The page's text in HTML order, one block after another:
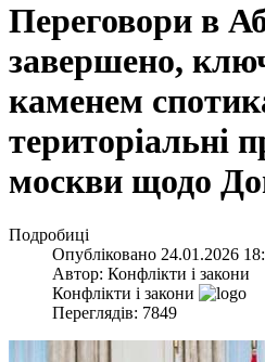
Переговори в
завершено,
каменем
територіальні
москви щодо
Подробиці
Опубліковано 24.01.2026
Автор: Конфлікти і закони
Конфлікти і закони
Переглядів: 7849